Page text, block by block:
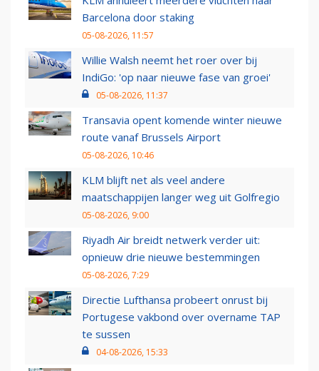
Barcelona door staking
05-08-2026, 11:57
Willie Walsh neemt het roer over bij
IndiGo: 'op naar nieuwe fase van groei'
05-08-2026, 11:37
Transavia opent komende winter nieuwe
route vanaf Brussels Airport
05-08-2026, 10:46
KLM blijft net als veel andere
maatschappijen langer weg uit Golfregio
05-08-2026, 9:00
Riyadh Air breidt netwerk verder uit:
opnieuw drie nieuwe bestemmingen
05-08-2026, 7:29
Directie Lufthansa probeert onrust bij
Portugese vakbond over overname TAP
te sussen
04-08-2026, 15:33